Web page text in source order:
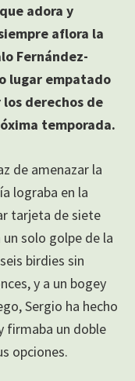
adora y
aflora la
Fernández-
lugar empatado
derechos de
temporada.
de amenazar la
lograba en la
tarjeta de siete
solo golpe de la
birdies sin
y a un bogey
Sergio ha hecho
firmaba un doble
opciones.